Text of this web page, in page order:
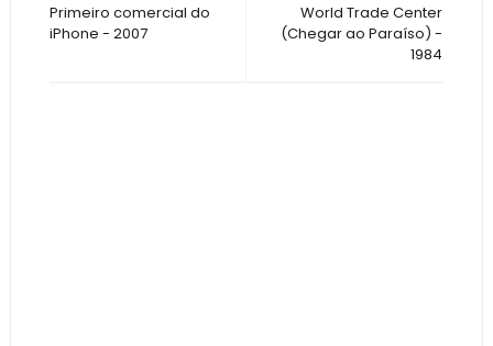
World Trade Center
(Chegar ao Paraíso) -
1984
Primeiro comercial do
iPhone - 2007